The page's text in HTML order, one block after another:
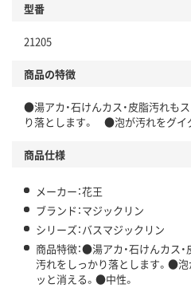
型番
21205
商品の特徴
●湯アカ・石けんカス・皮脂汚れも
り落とします。 ●泡が汚れをグイ
商品仕様
メーカー：花王
ブランド：マジックリン
シリーズ：バスマジックリン
商品特徴：●湯アカ・石けんカス
汚れをしっかり落とします。●
ッと消える。●中性。